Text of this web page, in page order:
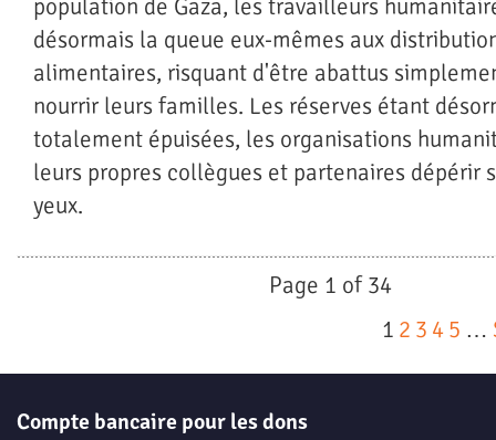
population de Gaza, les travailleurs
désormais la queue eux-mêmes aux
alimentaires, risquant d'être abattus
nourrir leurs familles. Les réserves étant
totalement épuisées, les organisations
leurs propres collègues et partenaires dépérir
yeux.
Page 1 of 34
1 2 3 45 …
Compte bancaire pour les dons